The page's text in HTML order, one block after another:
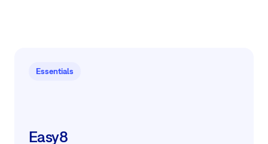
Essentials
Easy8